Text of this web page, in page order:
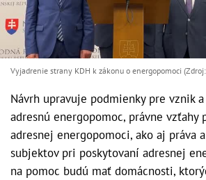
Vyjadrenie strany KDH k zákonu o energopomoci
Návrh upravuje podmienky pre vznik
adresnú energopomoc, právne vzťahy
adresnej energopomoci, ako aj práva
subjektov pri poskytovaní adresnej
na pomoc budú mať domácnosti,